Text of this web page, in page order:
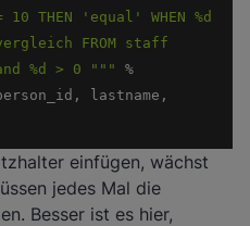
THEN 'equal' WHEN %d
FROM staff
%d > 0 """
%
lastname,
einfügen, wächst
jedes Mal die
Besser ist es hier,